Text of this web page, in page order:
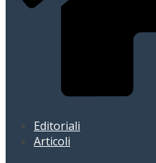
Editoriali
Articoli